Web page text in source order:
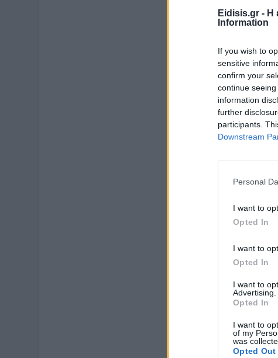
Eidisis.gr - Η
Information
If you wish to
sensitive
confirm your
continue
information
further
participants.
Downstream
Personal
I want to
Opted In
I want to
Opted In
I want to
Advertising.
Opted In
I want to
of my
was
Opted Out